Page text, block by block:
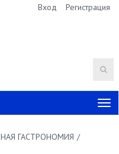
Вход Регистрация
ГАСТРОНОМИЯ /